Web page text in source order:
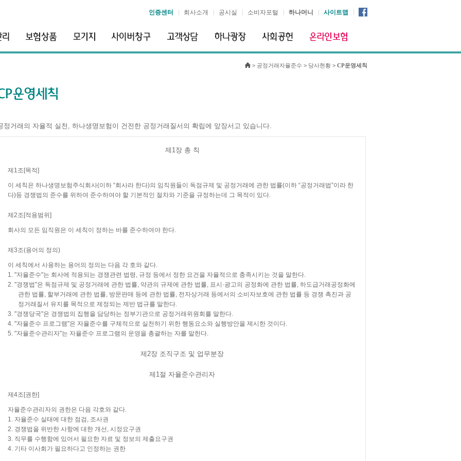
인증센터 회사소개 공시실 소비자포털 하나머니 사이트맵
> 공정거래자율준수 > 당사현황 > CP운영세칙
정거래의 자율적 실천, 하나생명보험이 건전한 공정거래질서의 확립에 앞장서고 있습니다.
제1장 총 칙
제1조[목적]
이 세칙은 하나생명보험주식회사(이하 “회사라 한다)의 임직원들이 독점규제 및 공정거래에 관한 법률(이하 “공정거래법”이라 한
다)등 경쟁법의 준수를 위하여 준수하여야 할 기본적인 절차와 기준을 규정하는데 그 목적이 있다.
제2조[적용범위]
회사의 모든 임직원은 이 세칙이 정하는 바를 준수하여야 한다.
제3조(용어의 정의)
이 세칙에서 사용하는 용어의 정의는 다음 각 호와 같다.
1. "자율준수"는 회사에 적용되는 경쟁관련 법령, 규정 등에서 정한 요건을 자율적으로 충족시키는 것을 말한다.
2. "경쟁법"은 독점규제 및 공정거래에 관한 법률, 약관의 규제에 관한 법률, 표시·광고의 공정화에 관한 법률, 하도급거래공정화에
관한 법률, 할부거래에 관한 법률, 방문판매 등에 관한 법률, 전자상거래 등에서의 소비자보호에 관한 법률 등 경쟁 촉진과 공
정거래질서 유지를 목적으로 제정되는 제반 법규를 말한다.
3. "경쟁당국"은 경쟁법의 집행을 담당하는 정부기관으로 공정거래위원회를 말한다.
4. "자율준수 프로그램"은 자율준수를 구체적으로 실천하기 위한 행동요소와 실행방안을 제시한 것이다.
5. "자율준수관리자"는 자율준수 프로그램의 운영을 총괄하는 자를 말한다.
제2장 조직구조 및 업무분장
제1절 자율준수관리자
제4조[권한]
자율준수관리자의 권한은 다음 각호와 같다.
1. 자율준수 실태에 대한 점검, 조사권
2. 경쟁법을 위반한 사항에 대한 개선, 시정요구권
3. 직무를 수행함에 있어서 필요한 자료 및 정보의 제출요구권
4. 기타 이사회가 필요하다고 인정하는 권한